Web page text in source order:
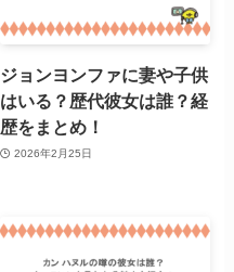
ジョンヨンファに妻や子供
はいる？歴代彼女は誰？経
歴をまとめ！
2026年2月25日